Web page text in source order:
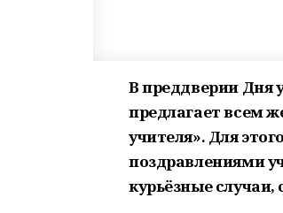
В преддверии Дня
предлагает всем
учителя». Для
поздравлениями
курьёзные